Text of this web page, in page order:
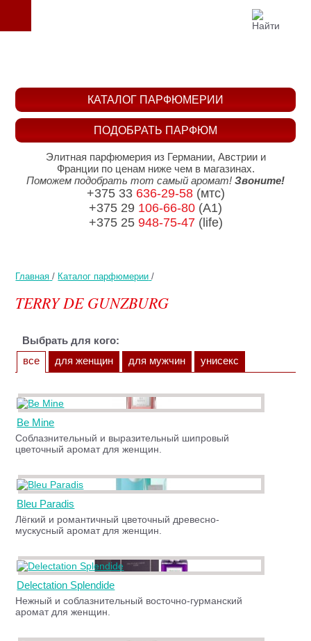
Главная / Каталог парфюмерии /
TERRY DE GUNZBURG
Выбрать для кого:
все
для женщин для мужчин унисекс
Be Mine
Соблазнительный и выразительный шипровый
цветочный аромат для женщин.
Bleu Paradis
Лёгкий и романтичный цветочный древесно-
мускусный аромат для женщин.
Delectation Splendide
Нежный и соблазнительный восточно-гурманский
аромат для женщин.
ПОДОБРАТЬ ПАРФЮМ
КАТАЛОГ ПАРФЮМЕРИИ
Элитная парфюмерия из Германии, Австрии и
Франции по ценам ниже чем в магазинах.
Поможем подобрать тот самый аромат! Звоните!
+375 33 636-29-58(мтс)
+375 29 106-66-80 (A1)
+375 25 948-75-47(life)